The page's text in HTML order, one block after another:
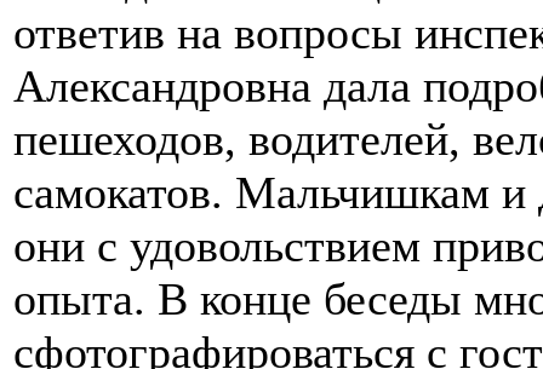
ответив на вопросы
Александровна дала
пешеходов, водителей,
самокатов. Мальчишкам и
они с удовольствием
опыта. В конце беседы
сфотографироваться с